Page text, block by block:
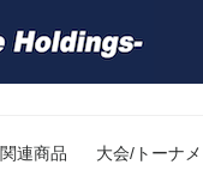
連商品 大会/トーナメ